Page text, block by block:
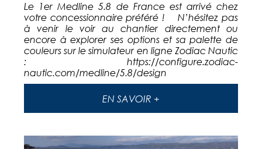
Le 1er Medline 5.8 de France est arrivé chez
votre concessionnaire préféré ! N’hésitez pas
à venir le voir au chantier directement ou
encore à explorer ses options et sa palette de
couleurs sur le simulateur en ligne Zodiac Nautic
: https://configure.zodiac-
nautic.com/medline/5.8/design
EN SAVOIR +